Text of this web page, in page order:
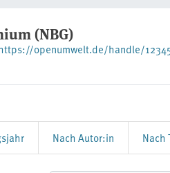
(NBG)
openumwelt.de/handle/
Nach Autor:in Nach